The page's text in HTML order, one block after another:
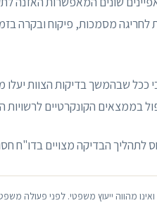
לחריגה מסמכות, פיקוח
ככל שבהמשך בדיקות הצוות
בממצאים הקונקרטיים לרשויות
לתהליך הבדיקה מצויים בדו"ח
מהווה ייעוץ משפטי. לפני פעולה